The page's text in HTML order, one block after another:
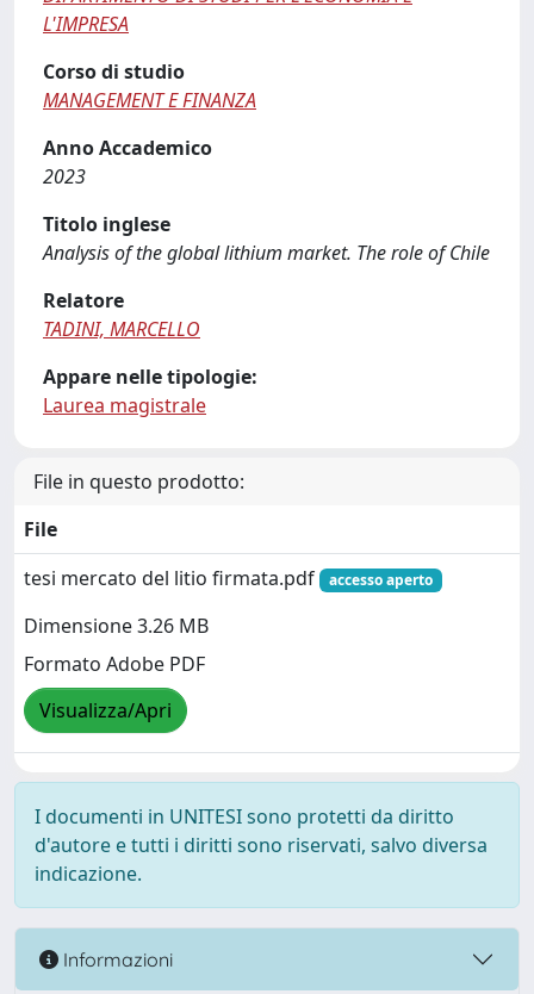
L'IMPRESA
Corso di studio
MANAGEMENT E FINANZA
Anno Accademico
2023
Titolo inglese
Analysis of the global lithium market. The role of Chile
Relatore
TADINI, MARCELLO
Appare nelle tipologie:
Laurea magistrale
File in questo prodotto:
File
tesi mercato del litio firmata.pdf
accesso aperto
Dimensione 3.26 MB
Formato Adobe PDF
Visualizza/Apri
I documenti in UNITESI sono protetti da diritto
d'autore e tutti i diritti sono riservati, salvo diversa
indicazione.
Informazioni